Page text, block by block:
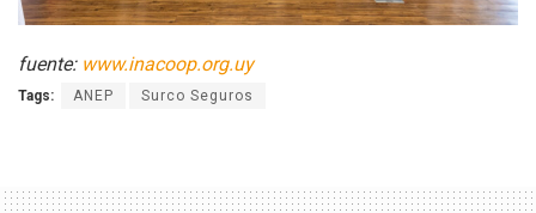
fuente: www.inacoop.org.uy
Tags: ANEP Surco Seguros